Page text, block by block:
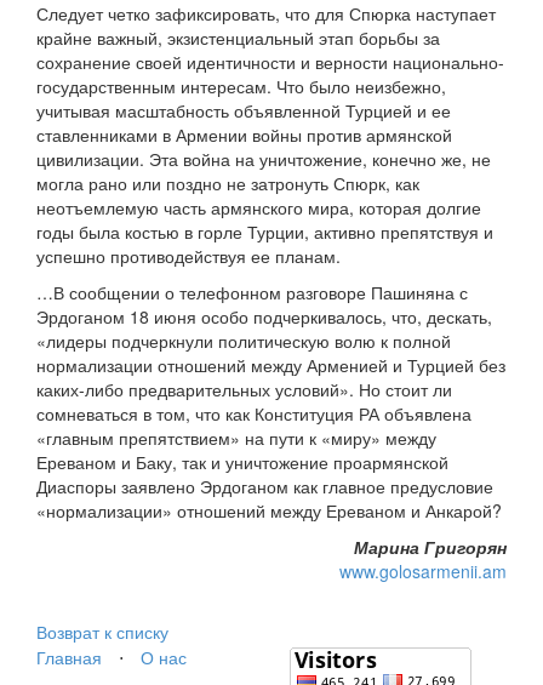
Следует четко зафиксировать, что для Спюрка наступает
крайне важный, экзистенциальный этап борьбы за
сохранение своей идентичности и верности национально-
государственным интересам. Что было неизбежно,
учитывая масштабность объявленной Турцией и ее
ставленниками в Армении войны против армянской
цивилизации. Эта война на уничтожение, конечно же, не
могла рано или поздно не затронуть Спюрк, как
неотъемлемую часть армянского мира, которая долгие
годы была костью в горле Турции, активно препятствуя и
успешно противодействуя ее планам.
…В сообщении о телефонном разговоре Пашиняна с
Эрдоганом 18 июня особо подчеркивалось, что, дескать,
«лидеры подчеркнули политическую волю к полной
нормализации отношений между Арменией и Турцией без
каких-либо предварительных условий». Но стоит ли
сомневаться в том, что как Конституция РА объявлена
«главным препятствием» на пути к «миру» между
Ереваном и Баку, так и уничтожение проармянской
Диаспоры заявлено Эрдоганом как главное предусловие
«нормализации» отношений между Ереваном и Анкарой?
Марина Григорян
www.golosarmenii.am
Возврат к списку
Главная
⋅ О нас